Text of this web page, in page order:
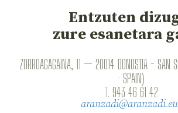
Entzuten
zure esanetara
ZORROAGAGAINA, 11 — 20014 DONOSTIA - SAN
· SPAIN)
T. 943 46 61 42